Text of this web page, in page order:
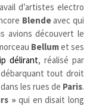
d’artistes electro
Blendeavec qui
avions découvert le
Bellumet ses
délirant, réalisé par
tout droit
les rues de Paris.
» qui en disait long